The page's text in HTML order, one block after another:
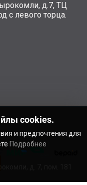
д.7, ТЦ
с левого торца.
д. 7, пом. 181
cookies.
и предпочтения для
Подробнее